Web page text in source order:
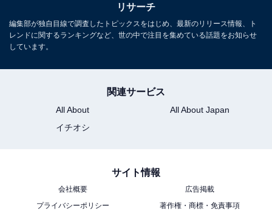
第1位：ロロノア・ゾロ
「男らしさと天然を兼ね揃えていて沼（18歳女性）」
「ゾロはあんな顔してるのに方向音痴で可愛い。性格も
見た目とは裏腹にすごい優しくて、不器用なのに大事に
するものはしっかり大事にしようとするのが素敵（23歳
れました（30歳女性）」「『背中の傷は剣士の恥』グッ
ときた！（47歳女性）」など、熱い声が多数寄せられた
「ロロノア・ゾロ」が1位でした。
リサーチ
編集部が独自目線で調査したトピックスをはじめ、最新のリリース情報、ト
レンドに関するランキングなど、世の中で注目を集めている話題をお知らせ
しています。
関連サービス
All About
All About Japan
イチオシ
サイト情報
会社概要
広告掲載
プライバシーポリシー
著作権・商標・免責事項